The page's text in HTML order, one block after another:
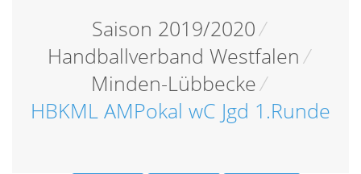
Saison 2019/2020/
Handballverband Westfalen/
Minden-Lübbecke/
HBKML AMPokal wC Jgd 1.Runde